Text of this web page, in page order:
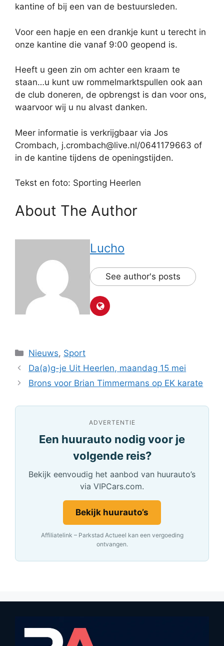
kantine of bij een van de bestuursleden.
Voor een hapje en een drankje kunt u terecht in
onze kantine die vanaf 9:00 geopend is.
Heeft u geen zin om achter een kraam te
staan…u kunt uw rommelmarktspullen ook aan
de club doneren, de opbrengst is dan voor ons,
waarvoor wij u nu alvast danken.
Meer informatie is verkrijgbaar via Jos
Crombach, j.crombach@live.nl/0641179663 of
in de kantine tijdens de openingstijden.
Tekst en foto: Sporting Heerlen
About The Author
Lucho
See author's posts
Categorieën
Nieuws, Sport
Da(a)g-je Uit Heerlen, maandag 15 mei
Brons voor Brian Timmermans op EK karate
ADVERTENTIE
Een huurauto nodig voor je
volgende reis?
Bekijk eenvoudig het aanbod van huurauto’s
via VIPCars.com.
Bekijk huurauto’s
Affiliatelink – Parkstad Actueel kan een vergoeding
ontvangen.